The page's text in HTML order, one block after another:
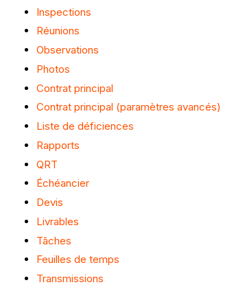
Inspections
Réunions
Observations
Photos
Contrat principal
Contrat principal (paramètres avancés)
Liste de déficiences
Rapports
QRT
Échéancier
Devis
Livrables
Tâches
Feuilles de temps
Transmissions